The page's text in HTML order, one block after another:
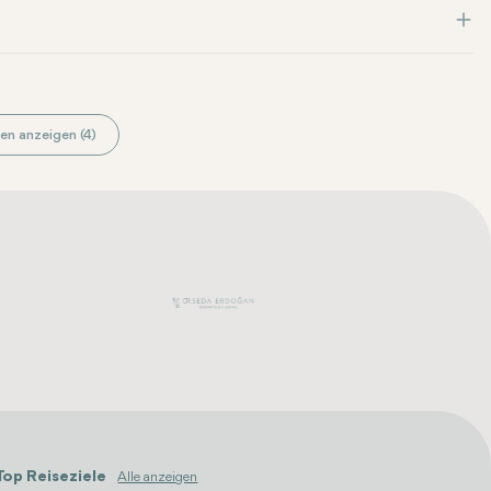
anzeigen (4)
Reiseziele Alle anzeigen